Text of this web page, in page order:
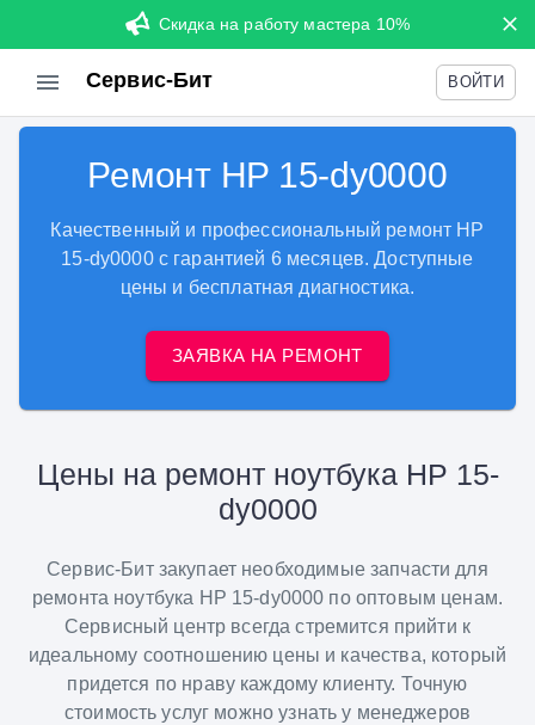
Скидка на работу мастера 10%
Сервис-Бит ВОЙТИ
Ремонт HP 15-dy0000
Качественный и профессиональный ремонт HP
15-dy0000 с гарантией 6 месяцев. Доступные
цены и бесплатная диагностика.
ЗАЯВКА НА РЕМОНТ
Цены на ремонт ноутбука HP 15-
dy0000
Сервис-Бит закупает необходимые запчасти для
ремонта ноутбука HP 15-dy0000 по оптовым ценам.
Сервисный центр всегда стремится прийти к
идеальному соотношению цены и качества, который
придется по нраву каждому клиенту. Точную
стоимость услуг можно узнать у менеджеров